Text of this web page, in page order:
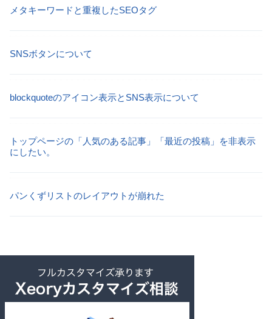
メタキーワードと重複したSEOタグ
SNSボタンについて
blockquoteのアイコン表示とSNS表示について
トップページの「人気のある記事」「最近の投稿」を非表示
にしたい。
パンくずリストのレイアウトが崩れた